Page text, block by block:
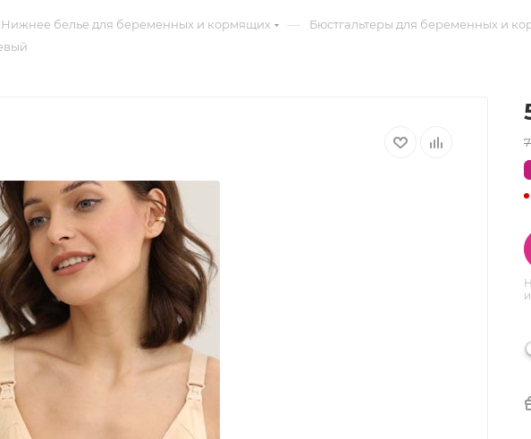
Нижнее белье для беременных и кормящих — Бюстгальтеры для беременных и